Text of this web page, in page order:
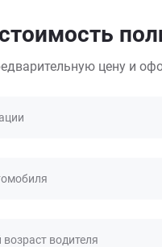
цену и
водителя